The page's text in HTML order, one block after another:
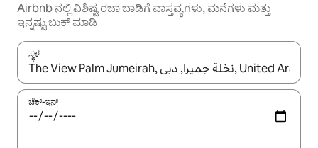
Airbnb ನಲ್ಲಿ ವಿಶಿಷ್ಟ ರಜಾ ಬಾಡಿಗೆ ವಾಸ್ತವ್ಯಗಳು, ಮನೆಗಳು ಮತ್ತು
ಇನ್ನಷ್ಟು ಬುಕ್ ಮಾಡಿ
ಸ್ಥಳ
ಫಲಿತಾಂಶಗಳು ಲಭ್ಯವಿರುವಾಗ, ಅಪ್ ಮತ್ತು ಡೌನ್ ಬಾಣದ ಕೀಲಿಗಳೊಂದಿಗೆ
ಚೆಕ್-ಇನ್